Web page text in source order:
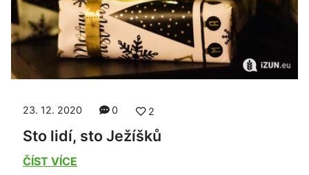
23. 12. 2020 0 2
Sto lidí, sto Ježíšků
ČÍST VÍCE